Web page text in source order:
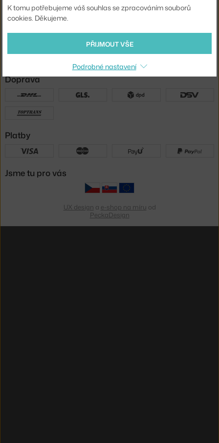
K tomu potřebujeme váš souhlas se zpracováním souborů
cookies. Děkujeme.
PŘIJMOUT VŠE
Podrobné nastavení
Doprava
Platby
Jsme tu pro vás
UX design a e-shop na míru od
PeckaDesign